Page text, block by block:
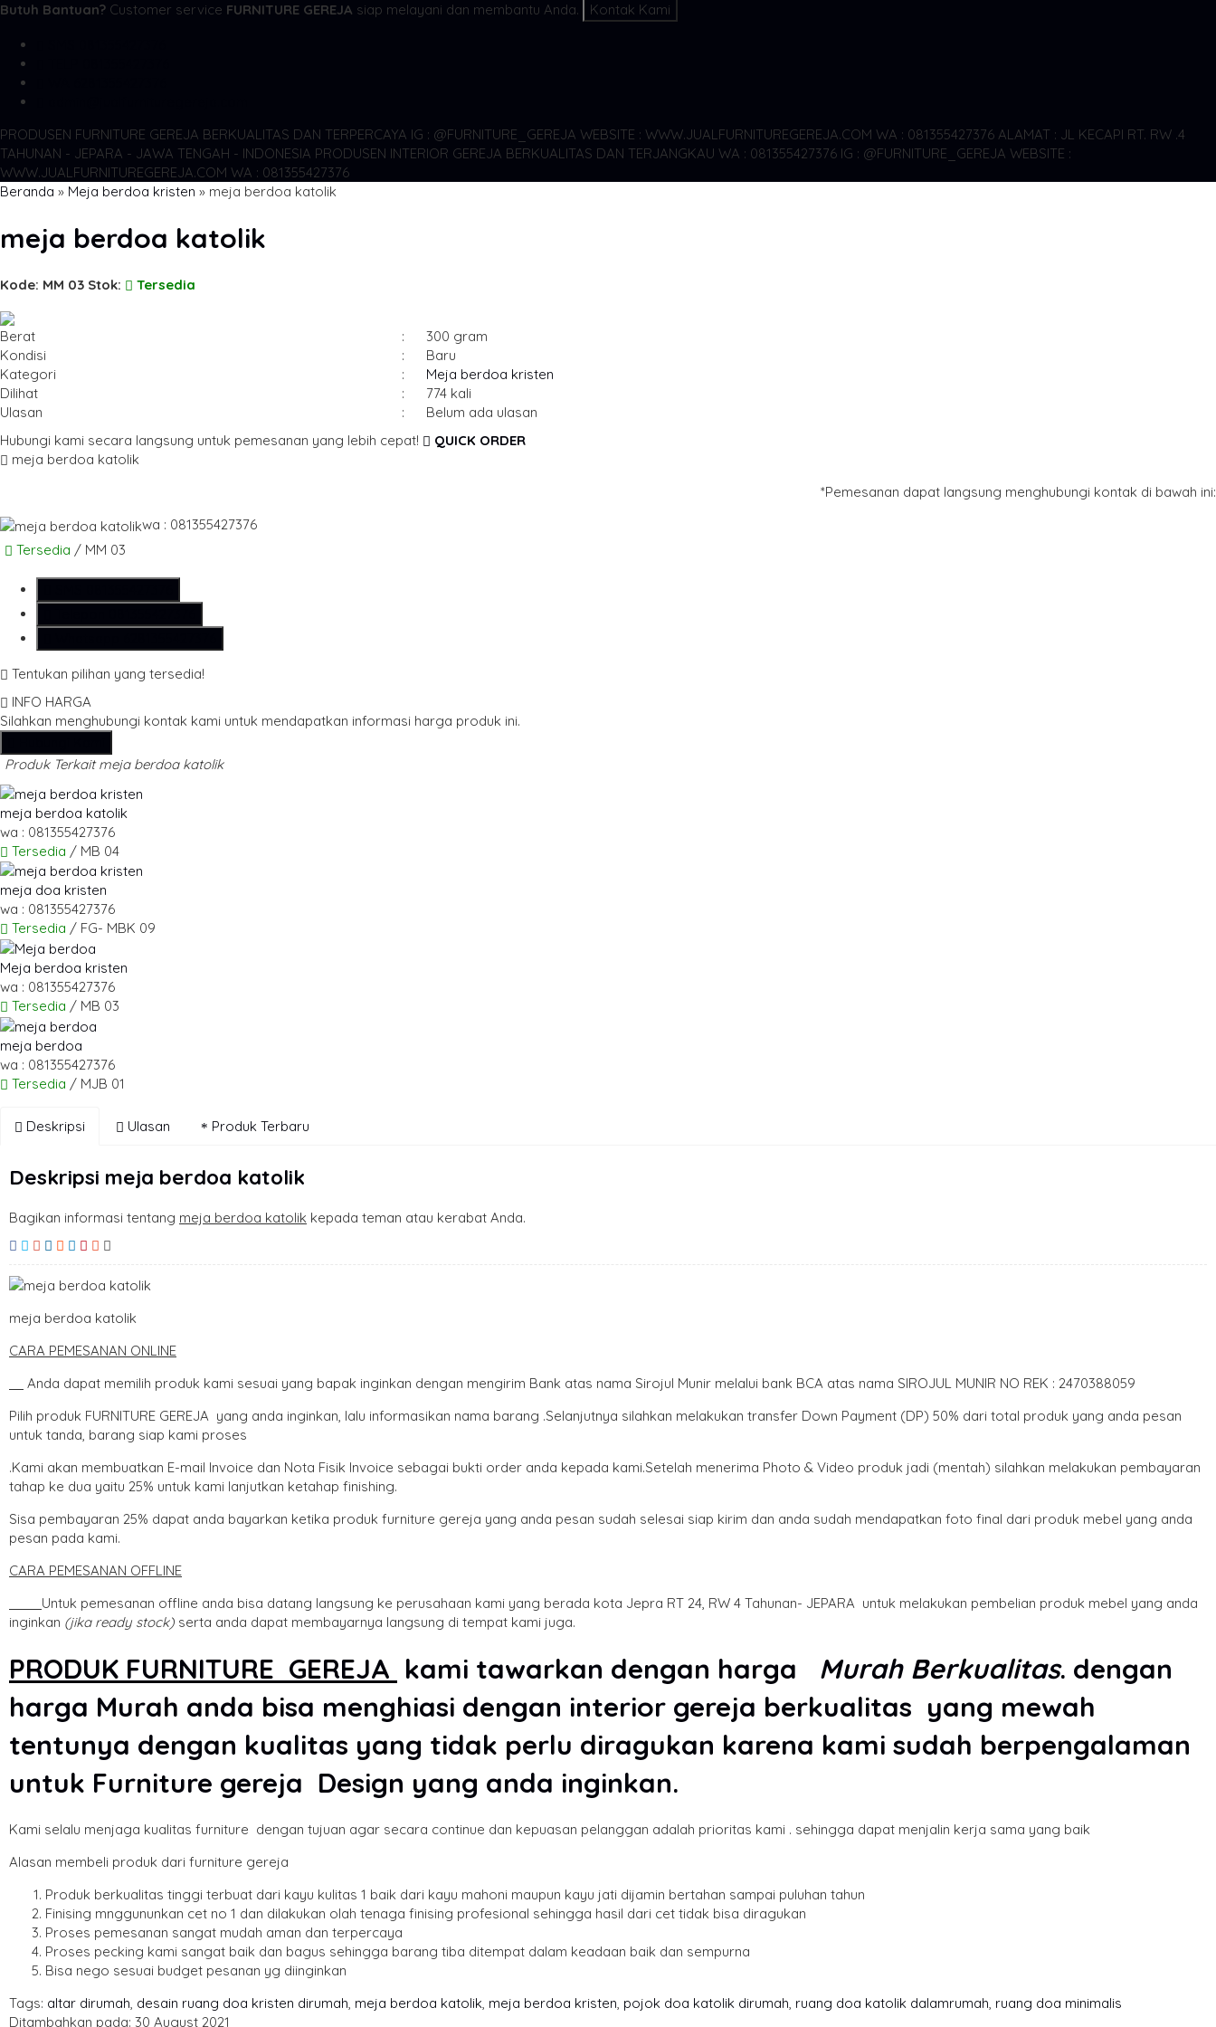
Butuh Bantuan? Customer service FURNITURE GEREJA siap melayani dan membantu Anda. Kontak Kami
PRODUSEN FURNITURE GEREJA BERKUALITAS DAN TERPERCAYA IG : @FURNITURE_GEREJA WEBSITE : WWW.JUALFURNITUREGEREJA.COM WA : 081355427376 ALAMAT : JL KECAPI RT. RW .4
TAHUNAN - JEPARA - JAWA TENGAH - INDONESIA PRODUSEN INTERIOR GEREJA BERKUALITAS DAN TERJANGKAU WA : 081355427376 IG : @FURNITURE_GEREJA WEBSITE :
WWW.JUALFURNITUREGEREJA.COM WA : 081355427376
Beranda » Meja berdoa kristen » meja berdoa katolik
meja berdoa katolik
Kode: MM 03 Stok: Tersedia
Berat :
300 gram
Kondisi
:
Baru
Kategori
:
Meja berdoa kristen
Dilihat
:
774 kali
Ulasan
:
Belum ada ulasan
Hubungi kami secara langsung untuk pemesanan yang lebih cepat!
QUICK ORDER
meja berdoa katolik
*Pemesanan dapat langsung menghubungi kontak di bawah ini:
wa : 081355427376
Tersedia / MM 03
Tentukan pilihan yang tersedia!
INFO HARGA
Silahkan menghubungi kontak kami untuk mendapatkan informasi harga produk ini.
Produk Terkait meja berdoa katolik
meja berdoa katolik
wa : 081355427376
Tersedia / MB 04
meja doa kristen
wa : 081355427376
Tersedia / FG- MBK 09
Meja berdoa kristen
wa : 081355427376
Tersedia / MB 03
meja berdoa
wa : 081355427376
Tersedia / MJB 01
Deskripsi Ulasan Produk Terbaru
Deskripsi meja berdoa katolik
Bagikan informasi tentang meja berdoa katolik kepada teman atau kerabat Anda.
meja berdoa katolik
CARA PEMESANAN ONLINE
Anda dapat memilih produk kami sesuai yang bapak inginkan dengan mengirim Bank atas nama Sirojul Munir melalui bank BCA atas nama SIROJUL MUNIR NO REK : 2470388059
Pilih produk FURNITURE GEREJA yang anda inginkan, lalu informasikan nama barang .Selanjutnya silahkan melakukan transfer Down Payment (DP) 50% dari total produk yang anda pesan
untuk tanda, barang siap kami proses
.Kami akan membuatkan E-mail Invoice dan Nota Fisik Invoice sebagai bukti order anda kepada kami.Setelah menerima Photo & Video produk jadi (mentah) silahkan melakukan pembayaran
tahap ke dua yaitu 25% untuk kami lanjutkan ketahap finishing.
Sisa pembayaran 25% dapat anda bayarkan ketika produk furniture gereja yang anda pesan sudah selesai siap kirim dan anda sudah mendapatkan foto final dari produk mebel yang anda
pesan pada kami.
CARA PEMESANAN OFFLINE
Untuk pemesanan offline anda bisa datang langsung ke perusahaan kami yang berada kota Jepra RT 24, RW 4 Tahunan- JEPARA untuk melakukan pembelian produk mebel yang anda
inginkan (jika ready stock) serta anda dapat membayarnya langsung di tempat kami juga.
PRODUK FURNITURE GEREJA kami tawarkan dengan harga Murah Berkualitas. dengan
harga Murah anda bisa menghiasi dengan interior gereja berkualitas yang mewah
tentunya dengan kualitas yang tidak perlu diragukan karena kami sudah berpengalaman
untuk Furniture gereja Design yang anda inginkan.
Kami selalu menjaga kualitas furniture dengan tujuan agar secara continue dan kepuasan pelanggan adalah prioritas kami . sehingga dapat menjalin kerja sama yang baik
Alasan membeli produk dari furniture gereja
Produk berkualitas tinggi terbuat dari kayu kulitas 1 baik dari kayu mahoni maupun kayu jati dijamin bertahan sampai puluhan tahun
Finising mnggununkan cet no 1 dan dilakukan olah tenaga finising profesional sehingga hasil dari cet tidak bisa diragukan
Proses pemesanan sangat mudah aman dan terpercaya
Proses pecking kami sangat baik dan bagus sehingga barang tiba ditempat dalam keadaan baik dan sempurna
Bisa nego sesuai budget pesanan yg diinginkan
Tags: altar dirumah, desain ruang doa kristen dirumah, meja berdoa katolik, meja berdoa kristen, pojok doa katolik dirumah, ruang doa katolik dalamrumah, ruang doa minimalis
Ditambahkan pada: 30 August 2021